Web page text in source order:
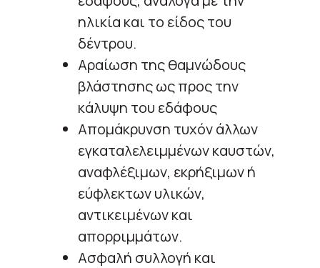
ηλικία και το είδος του
δέντρου.
Αραίωση της θαμνώδους
βλάστησης ως προς την
κάλυψη του εδάφους
Απομάκρυνση τυχόν άλλων
εγκαταλελειμμένων καυστών,
αναφλέξιμων, εκρήξιμων ή
εύφλεκτων υλικών,
αντικειμένων και
απορριμμάτων.
Ασφαλή συλλογή και